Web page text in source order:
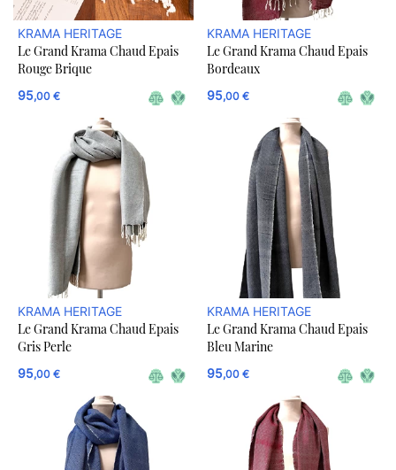
KRAMA HERITAGE
Le Grand Krama Chaud Epais
Rouge Brique
95,00 €
KRAMA HERITAGE
Le Grand Krama Chaud Epais
Bordeaux
95,00 €
KRAMA HERITAGE
Le Grand Krama Chaud Epais
Gris Perle
95,00 €
KRAMA HERITAGE
Le Grand Krama Chaud Epais
Bleu Marine
95,00 €